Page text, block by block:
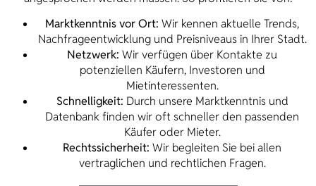
Marktkenntnis vor Ort: Wir kennen aktuelle Trends,
Nachfrageentwicklung und Preisniveaus in Ihrer Stadt.
Netzwerk: Wir verfügen über Kontakte zu
potenziellen Käufern, Investoren und
Mietinteressenten.
Schnelligkeit: Durch unsere Marktkenntnis und
Datenbank finden wir oft schneller den passenden
Käufer oder Mieter.
Rechtssicherheit: Wir begleiten Sie bei allen
vertraglichen und rechtlichen Fragen.